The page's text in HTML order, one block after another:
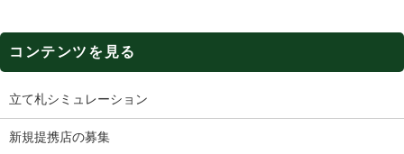
コンテンツを見る
立て札シミュレーション
新規提携店の募集